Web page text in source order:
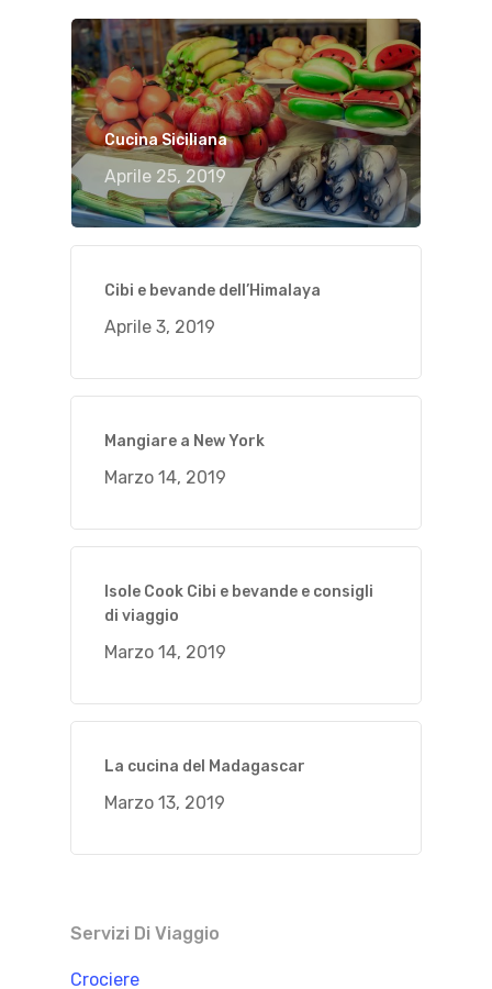
Cucina Siciliana
Aprile 25, 2019
Cibi e bevande dell’Himalaya
Aprile 3, 2019
Mangiare a New York
Marzo 14, 2019
Isole Cook Cibi e bevande e consigli
di viaggio
Marzo 14, 2019
La cucina del Madagascar
Marzo 13, 2019
Servizi Di Viaggio
Crociere